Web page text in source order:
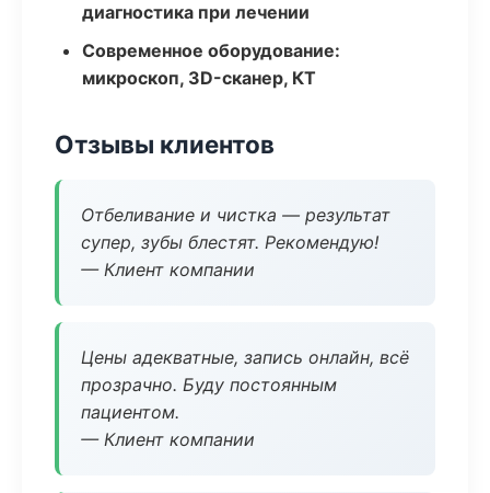
диагностика при лечении
Современное оборудование:
микроскоп, 3D-сканер, КТ
Отзывы клиентов
Отбеливание и чистка — результат
супер, зубы блестят. Рекомендую!
— Клиент компании
Цены адекватные, запись онлайн, всё
прозрачно. Буду постоянным
пациентом.
— Клиент компании